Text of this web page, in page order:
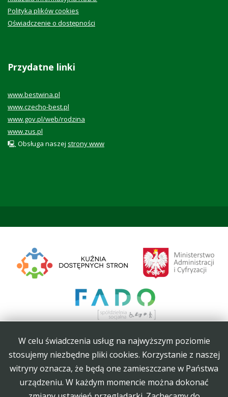
Polityka plików cookies
Oświadczenie o dostępności
Przydatne linki
www.bestwina.pl
www.czecho-best.pl
www.gov.pl/web/rodzina
www.zus.pl
🖳 Obsługa naszej strony www
Projekt Kuźnia Dostępnych Stron współfinansowany ze środków Ministerstwa
Administracji i Cyfryzacji
W celu świadczenia usług na najwyższym poziomie
stosujemy niezbędne pliki cookies. Korzystanie z naszej
witryny oznacza, że będą one zamieszczane w Państwa
urządzeniu. W każdym momencie można dokonać